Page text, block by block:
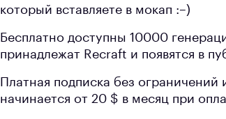
который вставляете в мокап :–)
Бесплатно доступны 10000
принадлежат Recraft и появятся в
Платная подписка без
начинается от 20 $ в месяц при